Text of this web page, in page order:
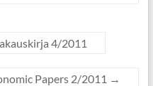
4/2011
Papers 2/2011 →